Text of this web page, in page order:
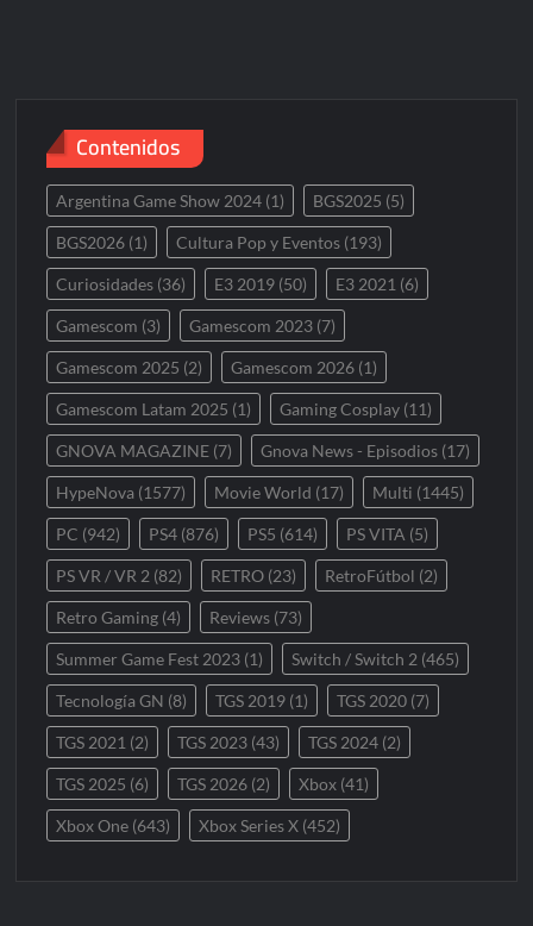
Contenidos
Argentina Game Show 2024 (1) BGS2025 (5)
BGS2026 (1) Cultura Pop y Eventos (193)
Curiosidades (36) E3 2019 (50) E3 2021 (6)
Gamescom (3) Gamescom 2023 (7)
Gamescom 2025 (2) Gamescom 2026 (1)
Gamescom Latam 2025 (1) Gaming Cosplay (11)
GNOVA MAGAZINE (7) Gnova News - Episodios (17)
HypeNova (1577) Movie World (17) Multi (1445)
PC (942) PS4 (876) PS5 (614) PS VITA (5)
PS VR / VR 2 (82) RETRO (23) RetroFútbol (2)
Retro Gaming (4) Reviews (73)
Summer Game Fest 2023 (1) Switch / Switch 2 (465)
Tecnología GN (8) TGS 2019 (1) TGS 2020 (7)
TGS 2021 (2) TGS 2023 (43) TGS 2024 (2)
TGS 2025 (6) TGS 2026 (2) Xbox (41)
Xbox One (643) Xbox Series X (452)